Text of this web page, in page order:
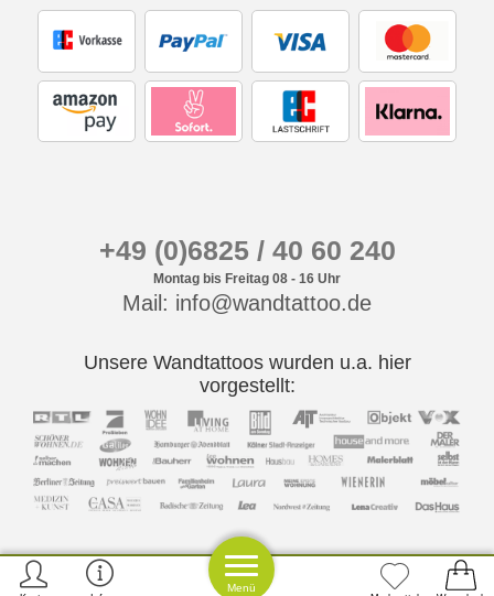
+49 (0)6825 / 40 60 240
Montag bis Freitag 08 - 16 Uhr
Mail: info@wandtattoo.de
Unsere Wandtattoos wurden u.a. hier
vorgestellt:
Menü